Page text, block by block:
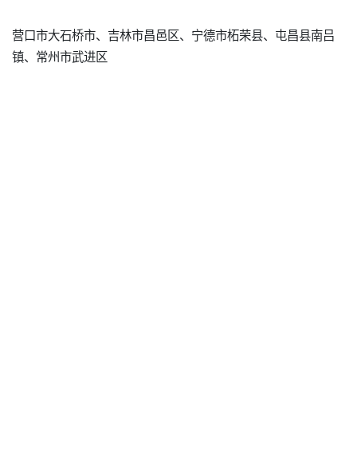
营口市大石桥市、吉林市昌邑区、宁德市柘荣县、屯昌县南吕
镇、常州市武进区